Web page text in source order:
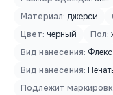
Материал: джерси
Цвет: черный Пол:
Вид нанесения: Флекс
Вид нанесения:
Подлежит